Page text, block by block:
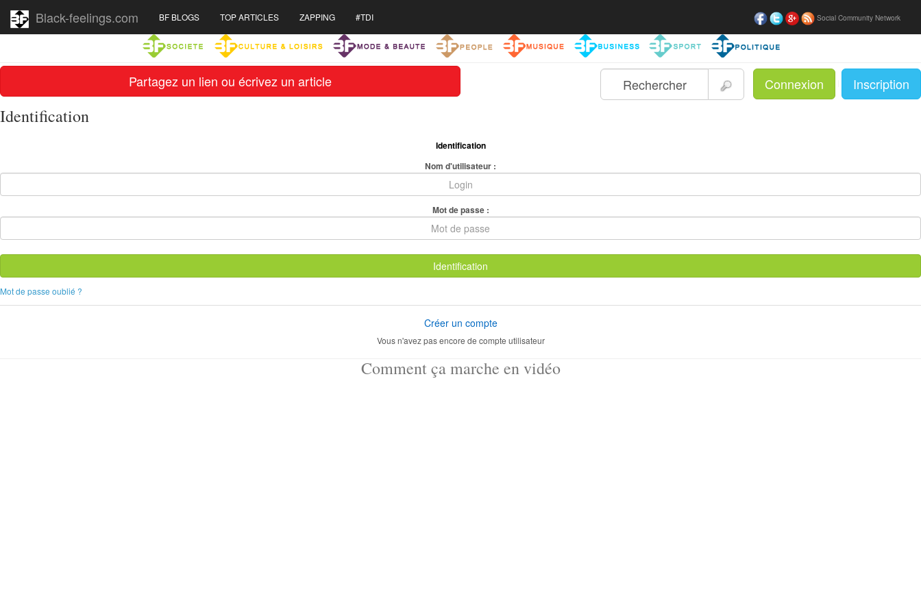
Partagez un lien ou écrivez un article Connexion Inscription
Black-feelings.com Social Community Network
BF BLOGS TOP ARTICLES ZAPPING #TDI
Identification
Identification
Nom d'utilisateur :
Mot de passe :
Identification
Mot de passe oublié ?
Créer un compte
Vous n'avez pas encore de compte utilisateur
Comment ça marche en vidéo